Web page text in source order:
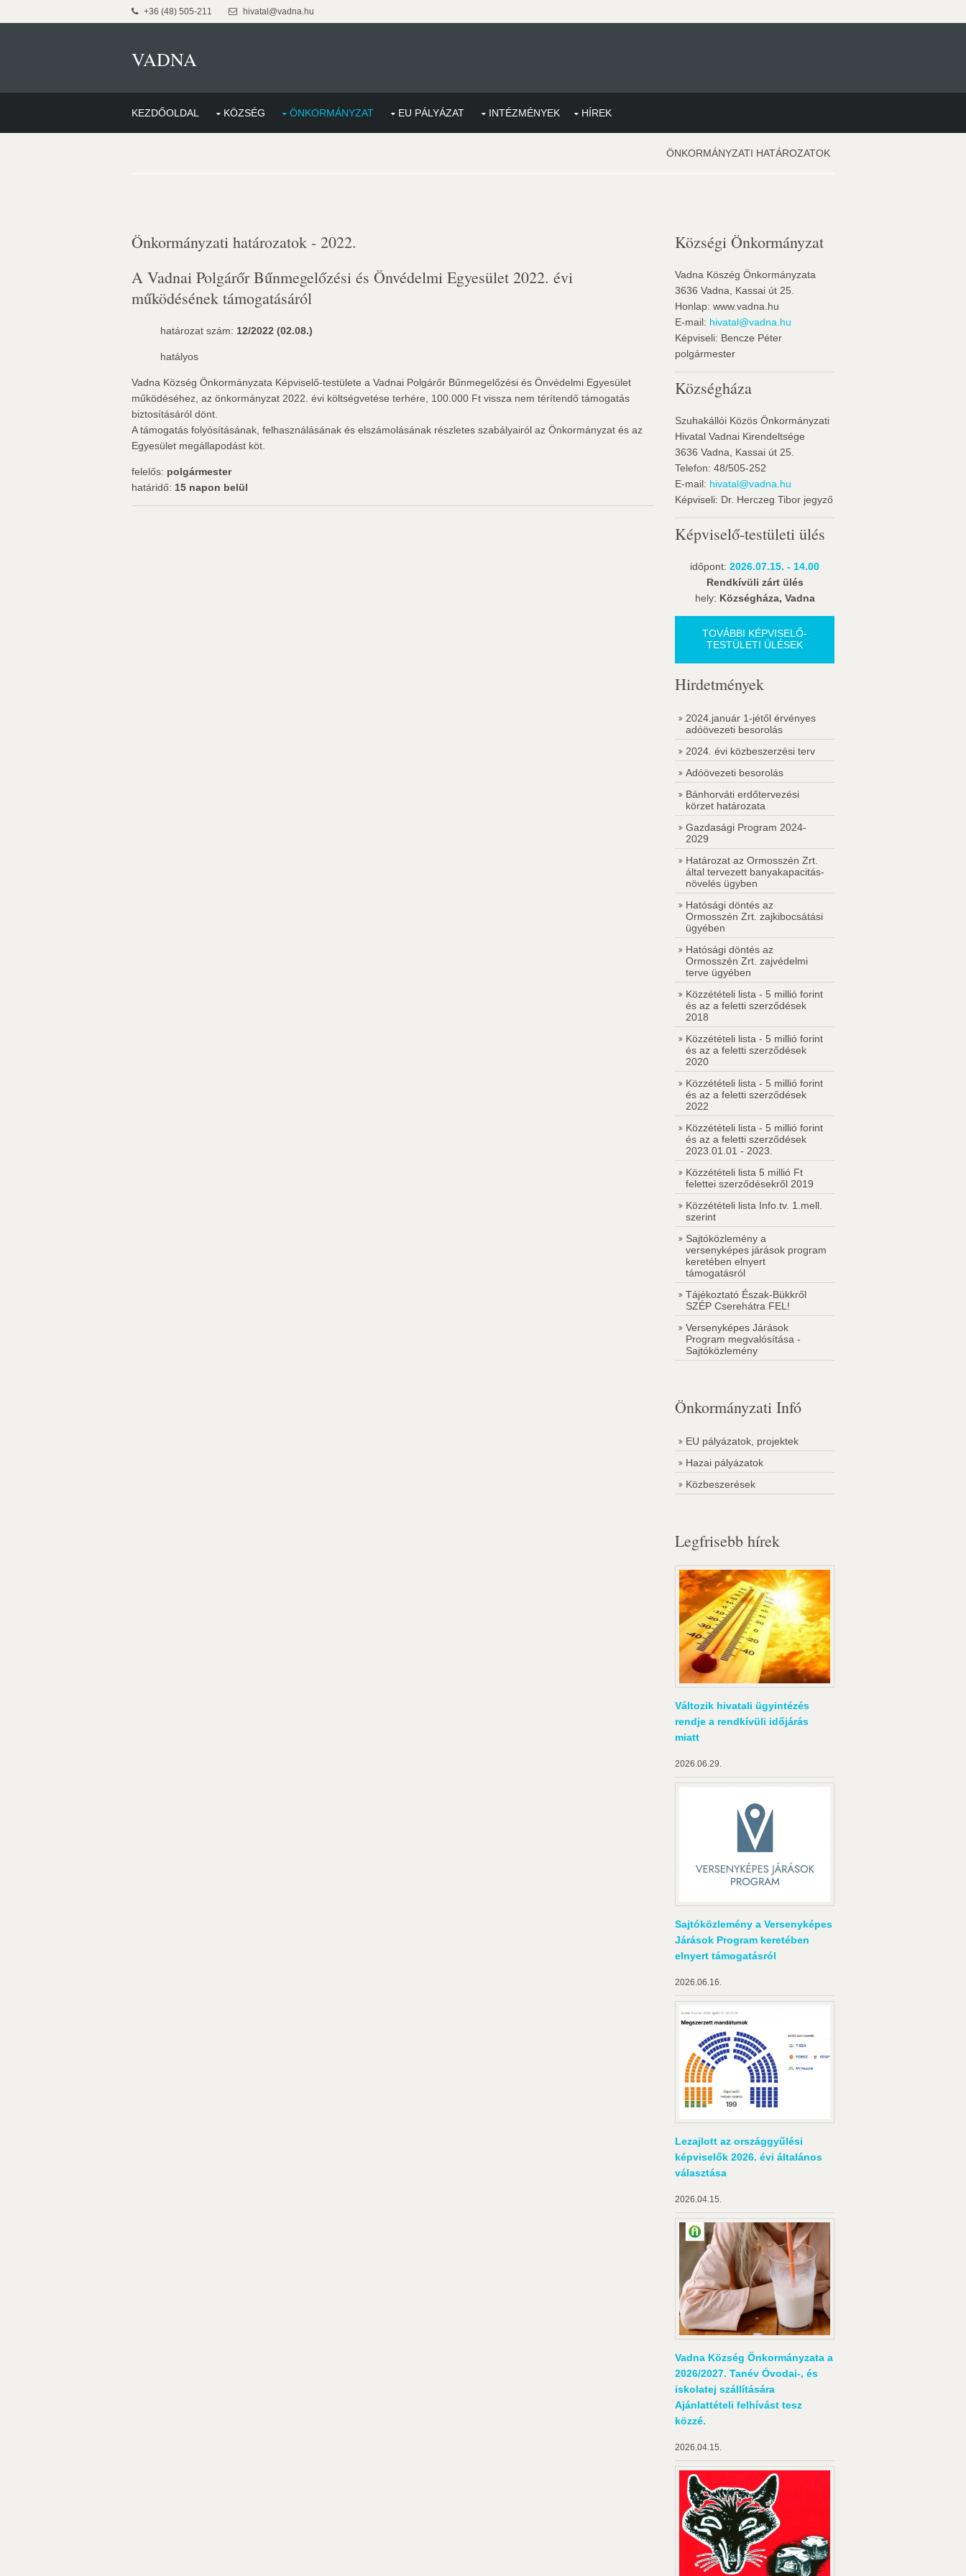
+36 (48) 505-211 hivatal@vadna.hu
VADNA
KEZDŐOLDAL KÖZSÉG ÖNKORMÁNYZAT EU PÁLYÁZAT INTÉZMÉNYEK HÍREK
ÖNKORMÁNYZATI HATÁROZATOK
Önkormányzati határozatok - 2022.
A Vadnai Polgárőr Bűnmegelőzési és Önvédelmi Egyesület 2022. évi
működésének támogatásáról
határozat szám: 12/2022 (02.08.)
hatályos
Vadna Község Önkormányzata Képviselő-testülete a Vadnai Polgárőr Bűnmegelőzési és Önvédelmi Egyesület
működéséhez, az önkormányzat 2022. évi költségvetése terhére, 100.000 Ft vissza nem térítendő támogatás
biztosításáról dönt.
A támogatás folyósításának, felhasználásának és elszámolásának részletes szabályairól az Önkormányzat és az
Egyesület megállapodást köt.
felelős: polgármester
határidő: 15 napon belül
Községi Önkormányzat
Vadna Köszég Önkormányzata
3636 Vadna, Kassai út 25.
Honlap: www.vadna.hu
E-mail: hivatal@vadna.hu
Képviseli: Bencze Péter
polgármester
Községháza
Szuhakállói Közös Önkormányzati
Hivatal Vadnai Kirendeltsége
3636 Vadna, Kassai út 25.
Telefon: 48/505-252
E-mail: hivatal@vadna.hu
Képviseli: Dr. Herczeg Tibor jegyző
Képviselő-testületi ülés
időpont: 2026.07.15. - 14.00
Rendkívüli zárt ülés
hely: Községháza, Vadna
TOVÁBBI KÉPVISELŐ-
TESTÜLETI ÜLÉSEK
Hirdetmények
2024.január 1-jétől érvényes
adóövezeti besorolás
2024. évi közbeszerzési terv
Adóövezeti besorolás
Bánhorváti erdőtervezési
körzet határozata
Gazdasági Program 2024-
2029
Határozat az Ormosszén Zrt.
által tervezett banyakapacitás-
növelés ügyben
Hatósági döntés az
Ormosszén Zrt. zajkibocsátási
ügyében
Hatósági döntés az
Ormosszén Zrt. zajvédelmi
terve ügyében
Közzétételi lista - 5 millió forint
és az a feletti szerződések
2018
Közzétételi lista - 5 millió forint
és az a feletti szerződések
2020
Közzétételi lista - 5 millió forint
és az a feletti szerződések
2022
Közzétételi lista - 5 millió forint
és az a feletti szerződések
2023.01.01 - 2023.
Közzétételi lista 5 millió Ft
felettei szerződésekről 2019
Közzétételi lista Info.tv. 1.mell.
szerint
Sajtóközlemény a
versenyképes járások program
keretében elnyert
támogatásról
Tájékoztató Észak-Bükkről
SZÉP Cserehátra FEL!
Versenyképes Járások
Program megvalósítása -
Sajtóközlemény
Önkormányzati Infó
EU pályázatok, projektek
Hazai pályázatok
Közbeszerések
Legfrisebb hírek
Változik hivatali ügyintézés
rendje a rendkívüli időjárás
miatt
2026.06.29.
Sajtóközlemény a Versenyképes
Járások Program keretében
elnyert támogatásról
2026.06.16.
Lezajlott az országgyűlési
képviselők 2026. évi általános
választása
2026.04.15.
Vadna Község Önkormányzata a
2026/2027. Tanév Óvodai-, és
iskolatej szállítására
Ajánlattételi felhívást tesz
közzé.
2026.04.15.